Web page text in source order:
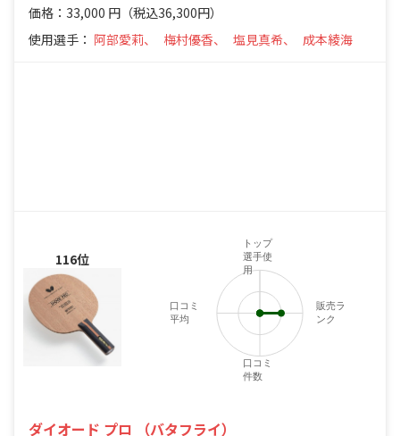
価格：33,000 円 （税込36,300円）
使用選手： 阿部愛莉、 梅村優香、 塩見真希、 成本綾海
116位
ダイオード プロ （バタフライ）
トップ
選手使
用
販売ラ
ンク
口コミ
件数
口コミ
平均